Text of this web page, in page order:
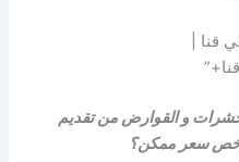
قنا |
و القوارض من تقديم
سعر ممكن؟